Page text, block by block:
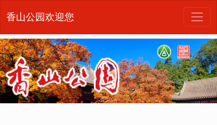
香山公园欢迎您